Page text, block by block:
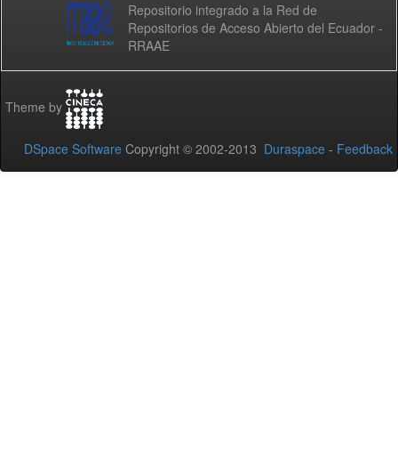
Repositorio integrado a la Red de
Repositorios de Acceso Abierto del Ecuador -
RRAAE
Theme by
DSpace Software Copyright © 2002-2013 Duraspace - Feedback